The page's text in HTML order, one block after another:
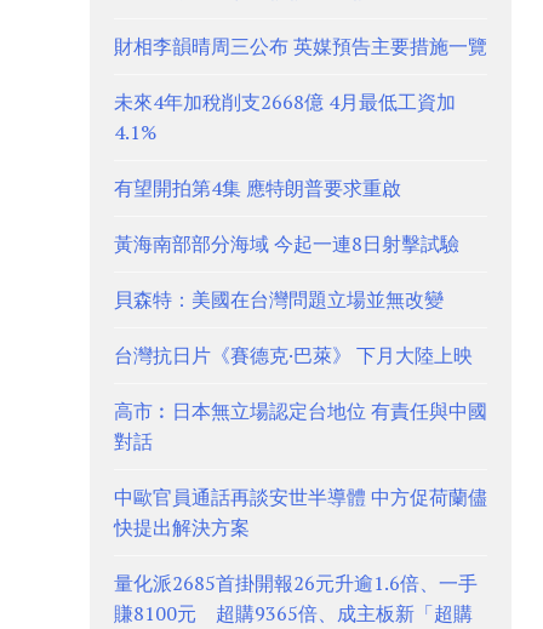
財相李韻晴周三公布 英媒預告主要措施一覽
未來4年加稅削支2668億 4月最低工資加
4.1%
有望開拍第4集 應特朗普要求重啟
黃海南部部分海域 今起一連8日射擊試驗
貝森特：美國在台灣問題立場並無改變
台灣抗日片《賽德克·巴萊》 下月大陸上映
高市︰日本無立場認定台地位 有責任與中國
對話
中歐官員通話再談安世半導體 中方促荷蘭儘
快提出解決方案
量化派2685首掛開報26元升逾1.6倍、一手
賺8100元 超購9365倍、成主板新「超購